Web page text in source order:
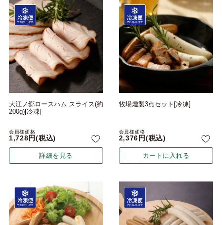
大江ノ郷ロースハム スライス(約
200g)[冷凍]
会員様価格
1,728 税込
詳細を見る
牧場燻製3点セット[冷凍]
会員様価格
2,376 税込
カートに入れる